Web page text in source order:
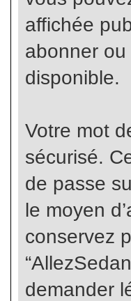
affichée
abonner ou
disponible.
Votre mot
sécurisé.
de passe
le moyen
conservez
demander